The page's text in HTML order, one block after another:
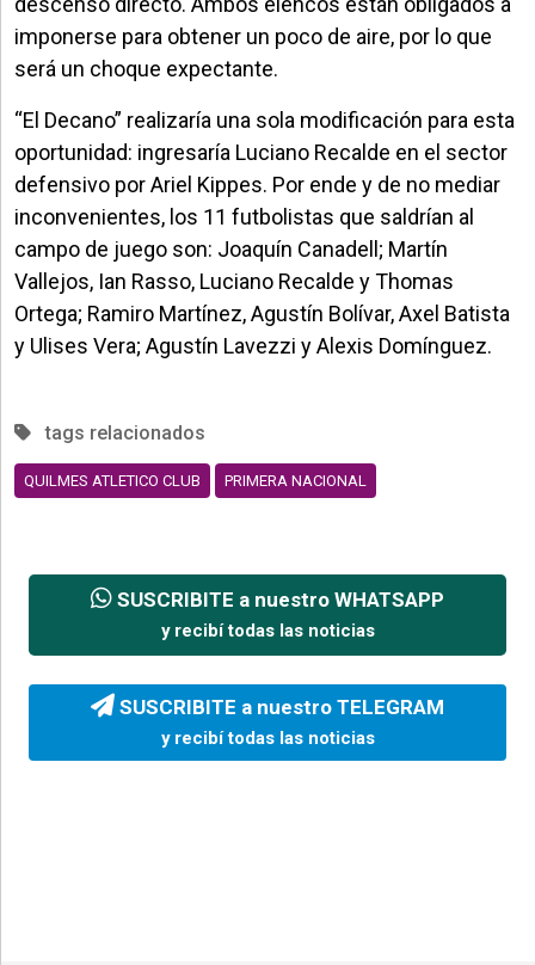
imponerse para obtener un poco de aire, por lo que
será un choque expectante.
“El Decano” realizaría una sola modificación para esta
oportunidad: ingresaría Luciano Recalde en el sector
defensivo por Ariel Kippes. Por ende y de no mediar
inconvenientes, los 11 futbolistas que saldrían al
campo de juego son: Joaquín Canadell; Martín
Vallejos, Ian Rasso, Luciano Recalde y Thomas
Ortega; Ramiro Martínez, Agustín Bolívar, Axel Batista
y Ulises Vera; Agustín Lavezzi y Alexis Domínguez.
tags relacionados
QUILMES ATLETICO CLUB PRIMERA NACIONAL
SUSCRIBITE a nuestro WHATSAPP
y recibí todas las noticias
SUSCRIBITE a nuestro TELEGRAM
y recibí todas las noticias